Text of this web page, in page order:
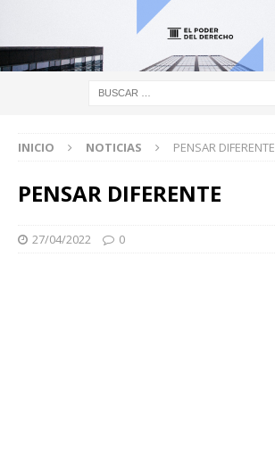
INICIO NOTICIAS PENSAR DIFERENTE
PENSAR DIFERENTE
27/04/2022 0